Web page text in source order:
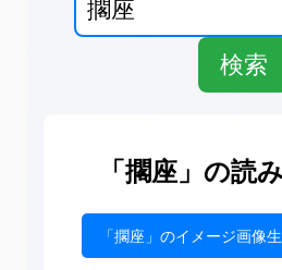
「擱座」の読
「擱座」のイメージ画像